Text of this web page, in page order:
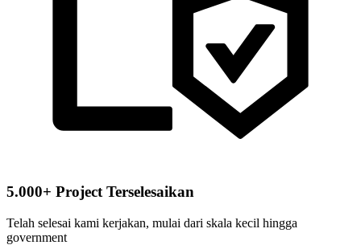
5.000+ Project Terselesaikan
Telah selesai kami kerjakan, mulai dari skala kecil hingga
government